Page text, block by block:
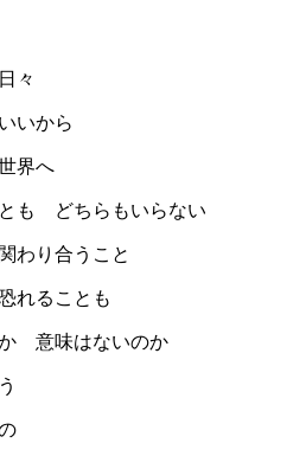
々
いから
界へ
も どちらもいらない
り合うこと
れることも
意味はないのか